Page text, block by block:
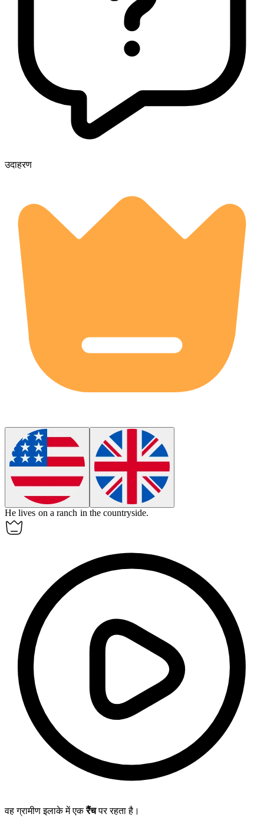
उदाहरण
He lives on aranch in the countryside.
वह ग्रामीण इलाके में एकरैंचपर रहता है।